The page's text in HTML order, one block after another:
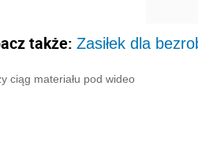
także: Zasiłek dla
ciąg materiału pod wideo